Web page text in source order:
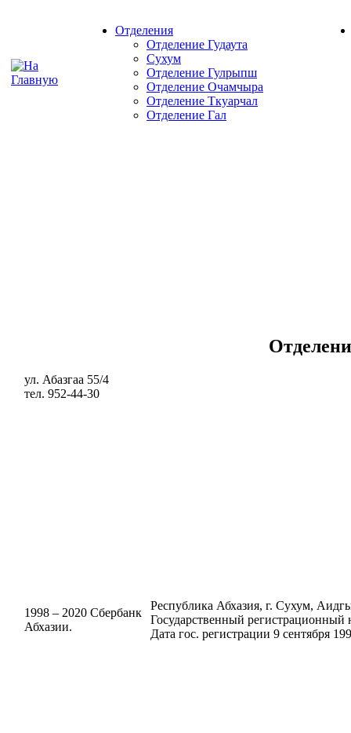
Отделения
Отделение Гудаута
Сухум
Отделение Гулрыпш
Отделение Очамчыра
Отделение Ткуарчал
Отделение Гал
ул. Абазгаа 55/4
тел. 952-44-30
1998 – 2020 Сбербанк
Абхазии.
Республика Абхазия, г. Сухум,
Государственный регистрационный
Дата гос. регистрации 9 сентября